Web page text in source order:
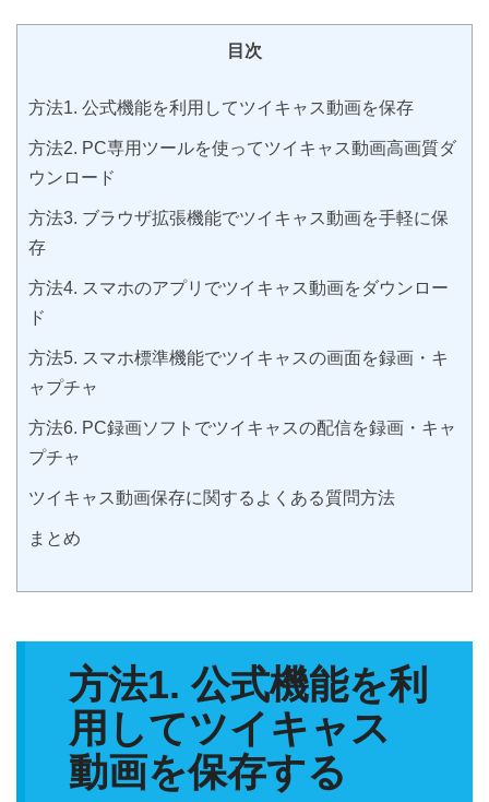
目次
方法1. 公式機能を利用してツイキャス動画を保存
方法2. PC専用ツールを使ってツイキャス動画高画質ダ
ウンロード
方法3. ブラウザ拡張機能でツイキャス動画を手軽に保
存
方法4. スマホのアプリでツイキャス動画をダウンロー
ド
方法5. スマホ標準機能でツイキャスの画面を録画・キ
ャプチャ
方法6. PC録画ソフトでツイキャスの配信を録画・キャ
プチャ
ツイキャス動画保存に関するよくある質問方法
まとめ
方法1. 公式機能を利
用してツイキャス
動画を保存する